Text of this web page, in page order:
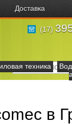
Доставка
(17)
техника
в